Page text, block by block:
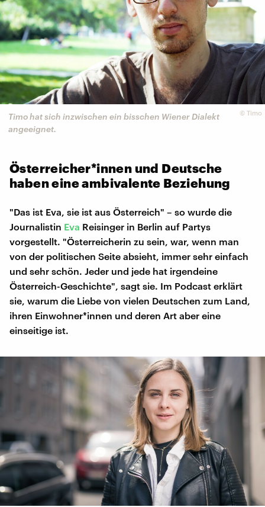
© Timo
Timo hat sich inzwischen ein bisschen Wiener Dialekt
angeeignet.
Österreicher*innen und Deutsche
haben eine ambivalente Beziehung
"Das ist Eva, sie ist aus Österreich" – so wurde die
Journalistin Eva Reisinger in Berlin auf Partys
vorgestellt. "Österreicherin zu sein, war, wenn man
von der politischen Seite absieht, immer sehr einfach
und sehr schön. Jeder und jede hat irgendeine
Österreich-Geschichte", sagt sie. Im Podcast erklärt
sie, warum die Liebe von vielen Deutschen zum Land,
ihren Einwohner*innen und deren Art aber eine
einseitige ist.